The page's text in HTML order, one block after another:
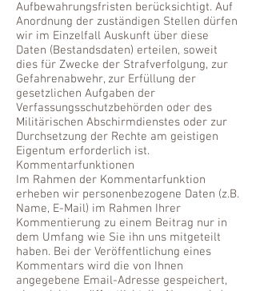
Aufbewahrungsfristen berücksichtigt. Auf
Anordnung der zuständigen Stellen dürfen
wir im Einzelfall Auskunft über diese
Daten (Bestandsdaten) erteilen, soweit
dies für Zwecke der Strafverfolgung, zur
Gefahrenabwehr, zur Erfüllung der
gesetzlichen Aufgaben der
Verfassungsschutzbehörden oder des
Militärischen Abschirmdienstes oder zur
Durchsetzung der Rechte am geistigen
Eigentum erforderlich ist.
Kommentarfunktionen
Im Rahmen der Kommentarfunktion
erheben wir personenbezogene Daten (z.B.
Name, E-Mail) im Rahmen Ihrer
Kommentierung zu einem Beitrag nur in
dem Umfang wie Sie ihn uns mitgeteilt
haben. Bei der Veröffentlichung eines
Kommentars wird die von Ihnen
angegebene Email-Adresse gespeichert,